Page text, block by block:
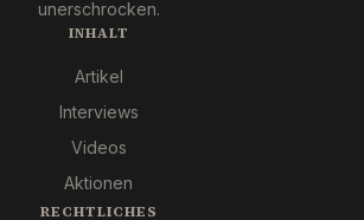
unerschrocken.
INHALT
Artikel
Interviews
Videos
Aktionen
RECHTLICHES